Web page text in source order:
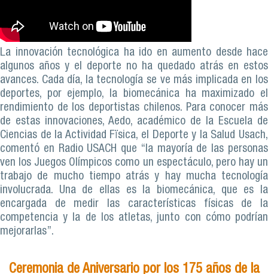
La innovación tecnológica ha ido en aumento desde hace
algunos años y el deporte no ha quedado atrás en estos
avances. Cada día, la tecnología se ve más implicada en los
deportes, por ejemplo, la biomecánica ha maximizado el
rendimiento de los deportistas chilenos. Para conocer más
de estas innovaciones, Aedo, académico de la Escuela de
Ciencias de la Actividad Fïsica, el Deporte y la Salud Usach,
comentó en Radio USACH que “la mayoría de las personas
ven los Juegos Olímpicos como un espectáculo, pero hay un
trabajo de mucho tiempo atrás y hay mucha tecnología
involucrada. Una de ellas es la biomecánica, que es la
encargada de medir las características físicas de la
competencia y la de los atletas, junto con cómo podrían
mejorarlas”.
Ceremonia de Aniversario por los 175 años de la